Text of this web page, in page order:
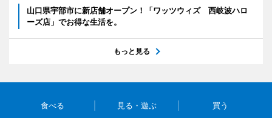
山口県宇部市に新店舗オープン！「ワッツウィズ 西岐波ハロ
ーズ店」でお得な生活を。
もっと見る
食べる 見る・遊ぶ 買う